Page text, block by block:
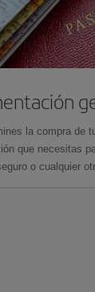
la compra de
que necesitas
o cualquier